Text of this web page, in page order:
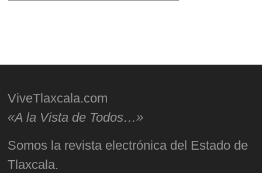
ViveTlaxcala.com
«A la Vista de Todos…»
Somos la revista electrónica del Estado de
Tlaxcala.